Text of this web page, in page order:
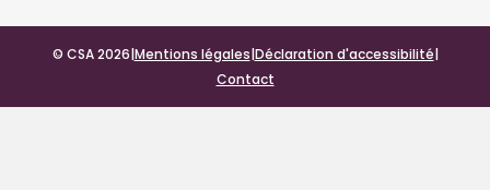
© CSA 2026|Mentions légales|Déclaration d'accessibilité|
Contact